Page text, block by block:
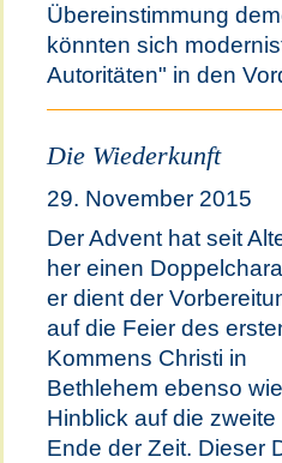
Übereinstimmung
könnten sich
Autoritäten" in den
Die Wiederkunft
29. November 2015
Der Advent hat seit
her einen
er dient der
auf die Feier des
Kommens Christi in
Bethlehem ebenso
Hinblick auf die
Ende der Zeit. Dieser